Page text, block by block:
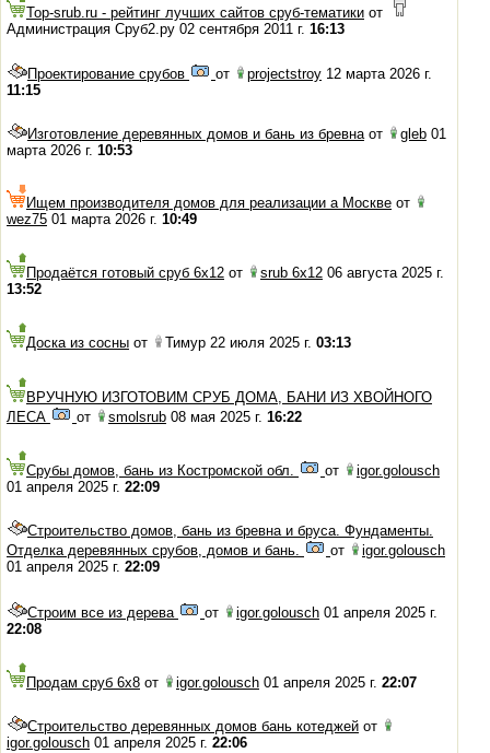
Top-srub.ru - рейтинг лучших сайтов сруб-тематики от
Администрация Сруб2.ру 02 сентября 2011 г. 16:13
Проектирование срубов от projectstroy 12 марта 2026 г.
11:15
Изготовление деревянных домов и бань из бревнаот gleb 01
марта 2026 г. 10:53
Ищем производителя домов для реализации а Москве от
wez75 01 марта 2026 г. 10:49
Продаётся готовый сруб 6х12 от srub 6x12 06 августа 2025 г.
13:52
Доска из сосны от Тимур 22 июля 2025 г. 03:13
ВРУЧНУЮ ИЗГОТОВИМ СРУБ ДОМА, БАНИ ИЗ ХВОЙНОГО
ЛЕСА
от smolsrub 08 мая 2025 г. 16:22
Срубы домов, бань из Костромской обл. от
igor.golousch
01 апреля 2025 г. 22:09
Строительство домов, бань из бревна и бруса. Фундаменты.
Отделка деревянных срубов, домов и бань.
от
igor.golousch
01 апреля 2025 г. 22:09
Строим все из дерева от igor.golousch 01 апреля 2025 г.
22:08
Продам сруб 6х8 от igor.golousch 01 апреля 2025 г. 22:07
Строительство деревянных домов бань котеджей от
igor.golousch 01 апреля 2025 г. 22:06